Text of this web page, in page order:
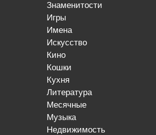
знаменитости
игры
имена
искусство
кино
кошки
кухня
литература
месячные
музыка
недвижимость